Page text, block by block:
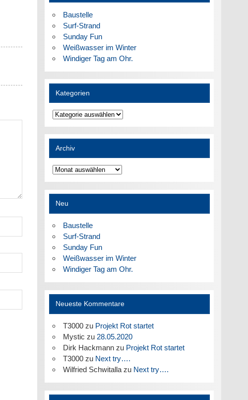
Baustelle
Surf-Strand
Sunday Fun
Weißwasser im Winter
Windiger Tag am Ohr.
Kategorien
Kategorien
Archiv
Archiv
Neu
Baustelle
Surf-Strand
Sunday Fun
Weißwasser im Winter
Windiger Tag am Ohr.
Neueste Kommentare
T3000zu Projekt Rot startet
Mystic zu 28.05.2020
Dirk Hackmannzu Projekt Rot startet
T3000zu Next try….
Wilfried Schwitallazu Next try….